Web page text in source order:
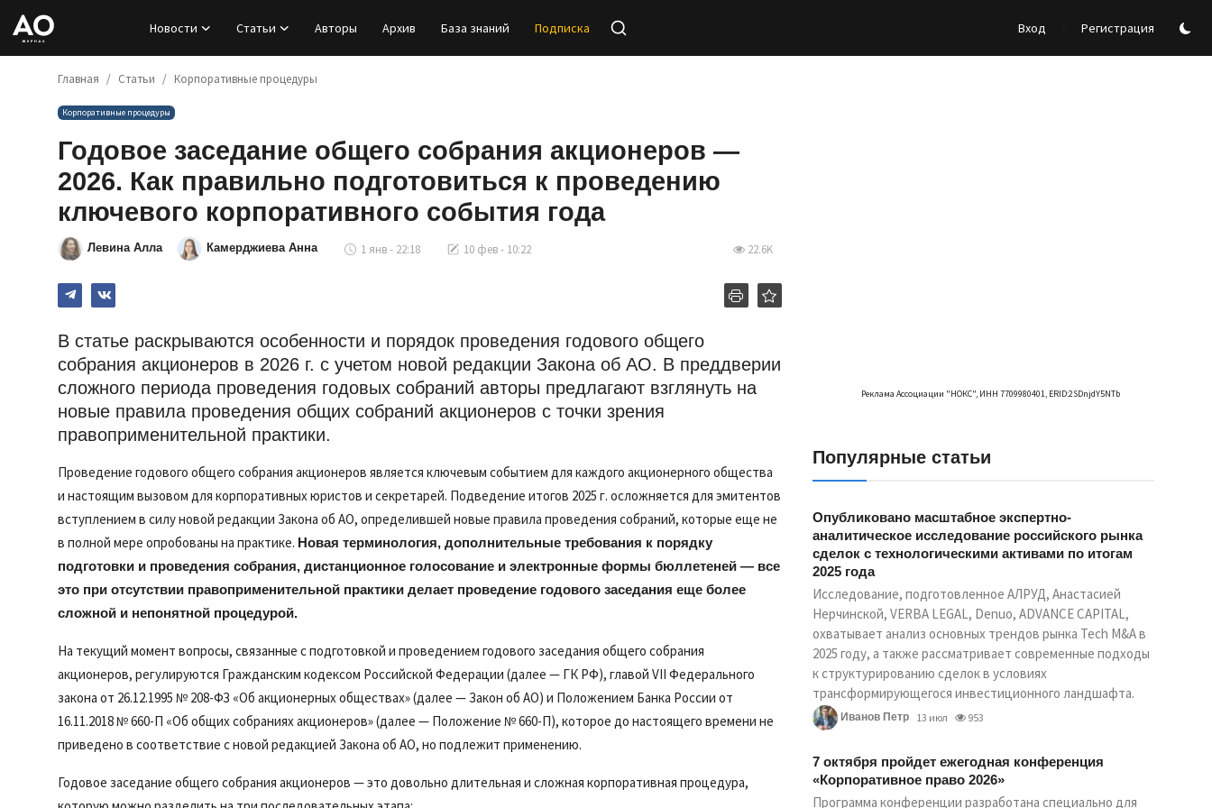
Новости Статьи Авторы Архив База знаний Подписка Вход Регистрация
Регистрация
Новости
Авторы
База знаний
Подписка
Главная Статьи Корпоративные процедуры
Корпоративные процедуры
Годовое заседание общего собрания акционеров — 2026.
Как правильно подготовиться к проведению ключевого
корпоративного события года
Левина Алла Камерджиева Анна 1 янв - 22:18 10 фев - 10:22 22.6K
В статье раскрываются особенности и порядок проведения годового общего собрания
акционеров в 2026 г. с учетом новой редакции Закона об АО. В преддверии сложного
периода проведения годовых собраний авторы предлагают взглянуть на новые правила
проведения общих собраний акционеров с точки зрения правоприменительной
практики.
Проведение годового общего собрания акционеров является ключевым событием для каждого акционерного общества
и настоящим вызовом для корпоративных юристов и секретарей. Подведение итогов 2025 г. осложняется для эмитентов
вступлением в силу новой редакции Закона об АО, определившей новые правила проведения собраний, которые еще не
в полной мере опробованы на практике. Новая терминология, дополнительные требования к порядку
подготовки и проведения собрания, дистанционное голосование и электронные формы бюллетеней — все
это при отсутствии правоприменительной практики делает проведение годового заседания еще более
сложной и непонятной процедурой.
На текущий момент вопросы, связанные с подготовкой и проведением годового заседания общего собрания
акционеров, регулируются Гражданским кодексом Российской Федерации (далее — ГК РФ), главой VII Федерального
закона от 26.12.1995 № 208-ФЗ «Об акционерных обществах» (далее — Закон об АО) и Положением Банка России от
16.11.2018 № 660-П «Об общих собраниях акционеров» (далее — Положение № 660-П), которое до настоящего времени не
приведено в соответствие с новой редакцией Закона об АО, но подлежит применению.
Годовое заседание общего собрания акционеров — это довольно длительная и сложная корпоративная процедура,
Реклама Ассоциации "НОКС", ИНН 7709980401, ERID:2SDnjdY5NTb
Популярные статьи
Опубликовано масштабное экспертно-
аналитическое исследование российского рынка
сделок с технологическими активами по итогам 2025
года
Исследование, подготовленное АЛРУД, Анастасией
Нерчинской, VERBA LEGAL, Denuo, ADVANCE CAPITAL,
охватывает анализ основных трендов рынка Tech M&A в
2025 году, а также рассматривает современные подходы
к структурированию сделок в условиях
трансформирующегося инвестиционного ландшафта.
Иванов Петр 13 июл 953
7 октября пройдет ежегодная конференция
«Корпоративное право 2026»
Программа конференции разработана специально для